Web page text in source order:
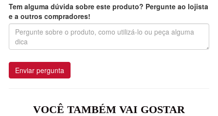
Tem alguma dúvida sobre este produto? Pergunte ao lojista
e a outros compradores!
Enviar pergunta
VOCÊ TAMBÉM VAI GOSTAR